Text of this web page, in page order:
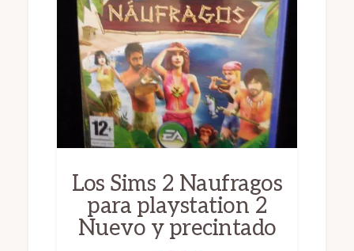
Los Sims 2 Naufragos
para playstation 2
Nuevo y precintado